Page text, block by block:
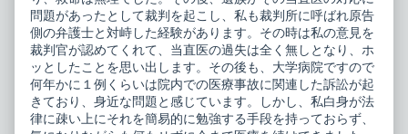
40
published
on
ケ
ー
ス
ス
タ
デ
ィ
40,
問題があったとして裁判を起こし、私も裁判所に呼ばれ原告
側の弁護士と対峙した経験があります。その時は私の意見を
裁判官が認めてくれて、当直医の過失は全く無しとなり、ホ
ッとしたことを思い出します。その後も、大学病院ですので
何年かに１例くらいは院内での医療事故に関連した訴訟が起
きており、身近な問題と感じています。しかし、私白身が法
律に疎い上にそれを簡易的に勉強する手段を持っておらず、